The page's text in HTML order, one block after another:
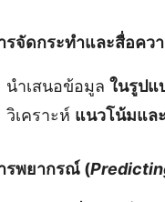
รจัดกระทำและสื่อคว
นำเสนอข้อมูลในรูปแ
วิเคราะห์ แนวโน้มแล
รพยากรณ์ (